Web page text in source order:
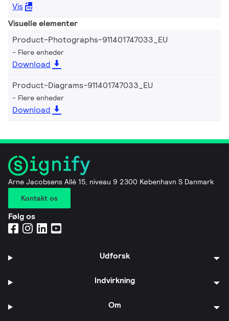
Vis
Visuelle elementer
Product-Photographs-911401747033_EU
Flere enheder
Download
Product-Diagrams-911401747033_EU
Flere enheder
Download
Arne Jacobsens Allé 15, niveau 9 2300 København S Danmark
Kontakt os
Følg os
Udforsk
Indvirkning
Om